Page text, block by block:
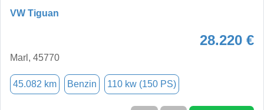
VW Tiguan
28.220 €
Marl, 45770
45.082 km Benzin 110 kw (150 PS)